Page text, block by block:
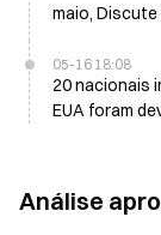
maio,
05-16 18:08
20 nacionais
EUA foram
Análise